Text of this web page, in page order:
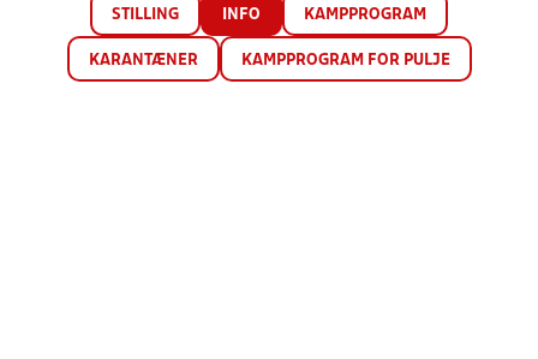
STILLING INFO KAMPPROGRAM
KARANTÆNER KAMPPROGRAM FOR PULJE